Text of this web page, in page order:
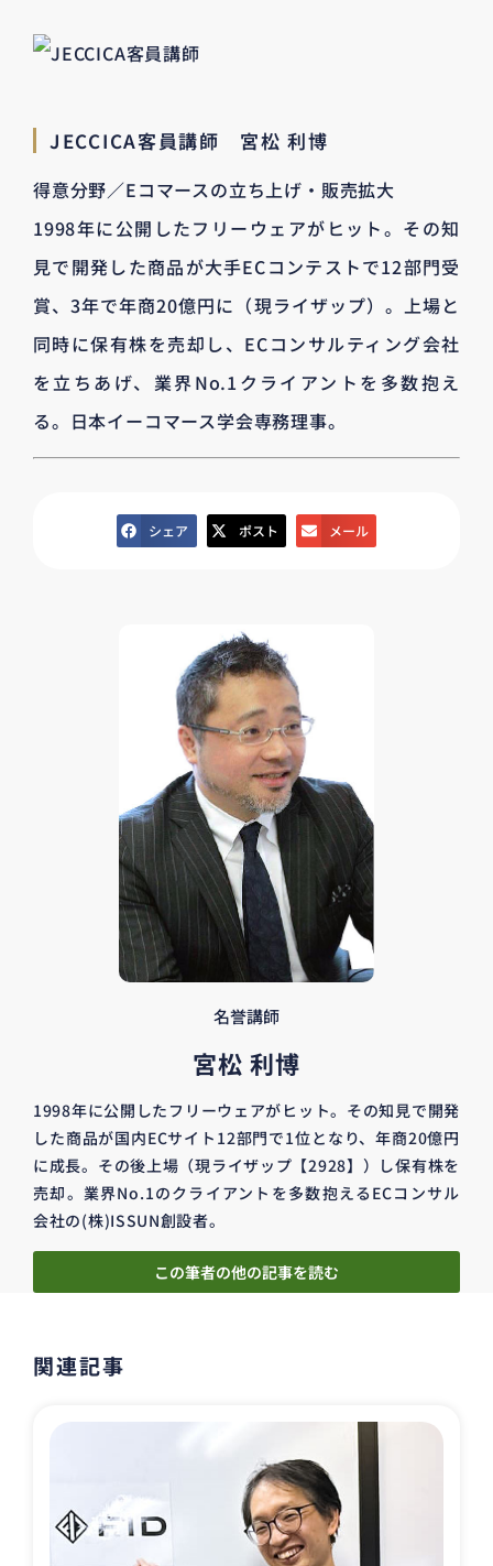
JECCICA客員講師 宮松 利博
得意分野／Eコマースの立ち上げ・販売拡大
1998年に公開したフリーウェアがヒット。その知
見で開発した商品が大手ECコンテストで12部門受
賞、3年で年商20億円に（現ライザップ）。上場と
同時に保有株を売却し、ECコンサルティング会社
を立ちあげ、業界No.1クライアントを多数抱え
る。日本イーコマース学会専務理事。
シェア ポスト メール
名誉講師
宮松 利博
1998年に公開したフリーウェアがヒット。その知見で開発
した商品が国内ECサイト12部門で1位となり、年商20億円
に成長。その後上場（現ライザップ【2928】）し保有株を
売却。業界No.1のクライアントを多数抱えるECコンサル
会社の(株)ISSUN創設者。
この筆者の他の記事を読む
関連記事